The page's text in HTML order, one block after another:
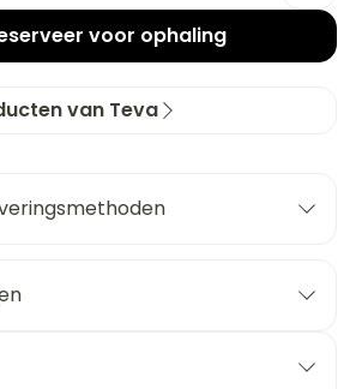
voor ophaling
van Teva